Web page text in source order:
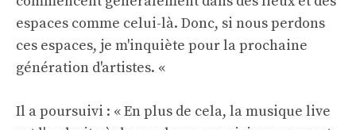
espaces comme celui-là. Donc, si nous perdons
ces espaces, je m'inquiète pour la prochaine
génération d'artistes. «
Il a poursuivi : « En plus de cela, la musique live